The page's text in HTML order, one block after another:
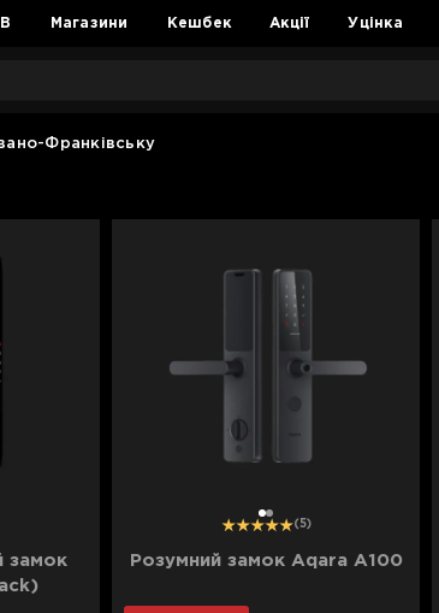
Магазини Кешбек Акції Уцінка
Франківську
замок
12 (5)
Розумний замок Aqara A100